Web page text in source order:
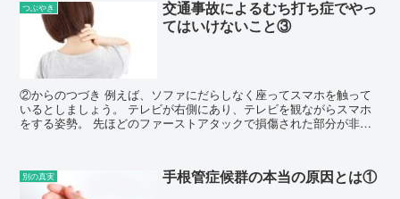
つぶやき
交通事故によるむち打ち症でやっ
てはいけないこと③
②からのつづき 例えば、ソファにだらしなく座ってスマホを触って
いるとしましょう。 テレビが右側にあり、テレビを観ながらスマホ
をする姿勢。 先ほどのファーストアタックで損傷された部分が非常
別の真実 手根管症候群の本当の原因とは①